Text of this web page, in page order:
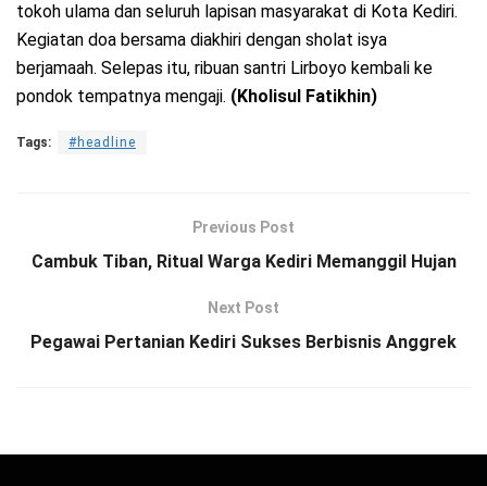
tokoh ulama dan seluruh lapisan masyarakat di Kota Kediri.
Kegiatan doa bersama diakhiri dengan sholat isya
berjamaah. Selepas itu, ribuan santri Lirboyo kembali ke
pondok tempatnya mengaji. (Kholisul Fatikhin)
Tags: #headline
Previous Post
Cambuk Tiban, Ritual Warga Kediri Memanggil Hujan
Next Post
Pegawai Pertanian Kediri Sukses Berbisnis Anggrek